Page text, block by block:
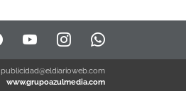
publicidad@eldiarioweb.com
www.grupoazulmedia.com